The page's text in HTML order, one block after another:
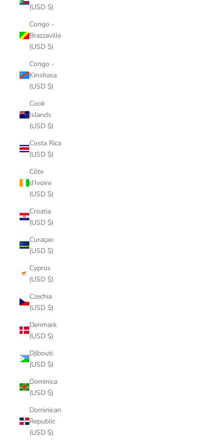
(USD $)
Congo -
Brazzaville
(USD $)
Congo -
Kinshasa
(USD $)
Cook
Islands
(USD $)
Costa Rica
(USD $)
Côte
d’Ivoire
(USD $)
Croatia
(USD $)
Curaçao
(USD $)
Cyprus
(USD $)
Czechia
(USD $)
Denmark
(USD $)
Djibouti
(USD $)
Dominica
(USD $)
Dominican
Republic
(USD $)